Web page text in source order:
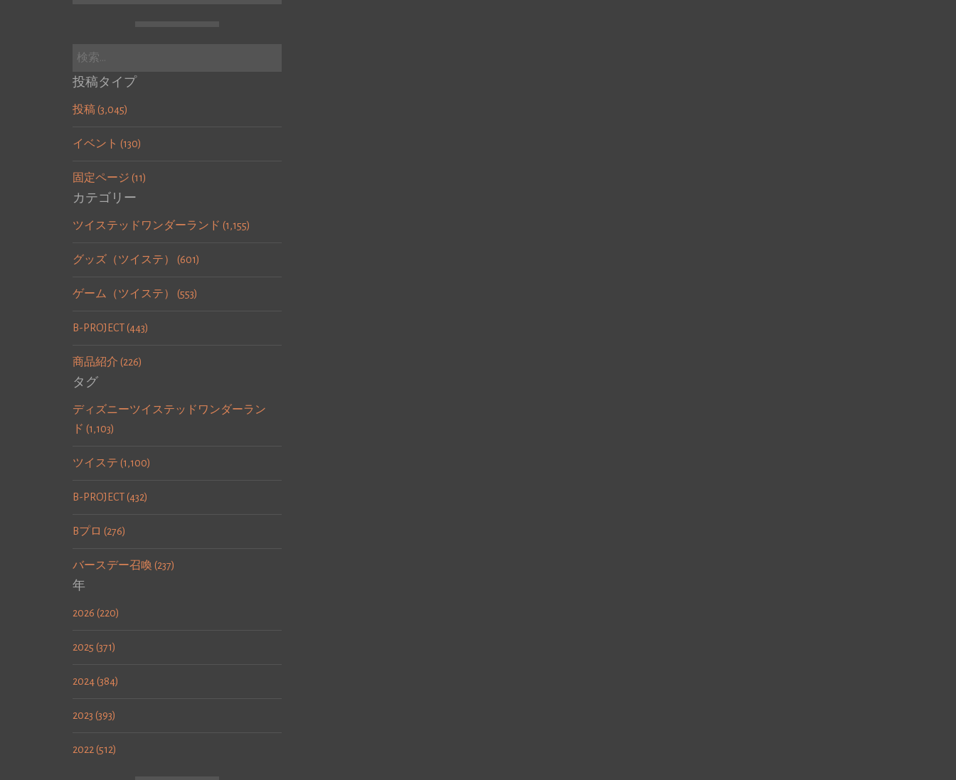
検
投稿タイプ
投稿 (3,045)
イベント (130)
固定ページ (11)
カテゴリー
ツイステッドワンダーランド (1,155)
グッズ（ツイステ） (601)
ゲーム（ツイステ） (553)
B-PROJECT (443)
商品紹介 (226)
タグ
ディズニーツイステッドワンダーラン
ド (1,103)
ツイステ (1,100)
B-PROJECT (432)
Bプロ (276)
バースデー召喚 (237)
年
2026 (220)
2025 (371)
2024 (384)
2023 (393)
2022 (512)